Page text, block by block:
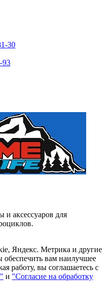
30
93
аксессуаров для
Яндекс. Метрика и другие
обеспечить вам наилучшее
работу, вы соглашаетесь с
и "Согласие на обработку